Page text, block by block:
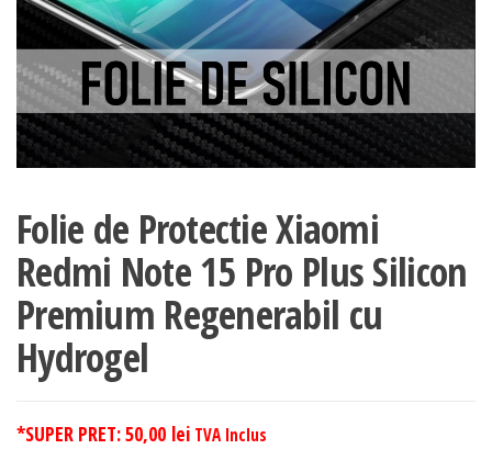
Folie de Protectie Xiaomi
Redmi Note 15 Pro Plus Silicon
Premium Regenerabil cu
Hydrogel
*SUPER PRET:50,00 lei TVA Inclus